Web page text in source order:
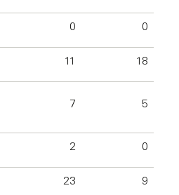
0 0
11 18
7 5
2 0
23 9